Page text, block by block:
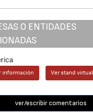
O ENTIDADES
información Ver stand virtual
ver/escribir comentarios